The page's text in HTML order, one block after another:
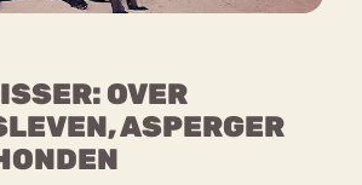
OVER
ASPERGER